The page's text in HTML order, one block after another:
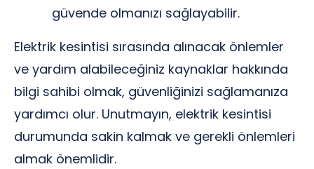
güvende olmanızı sağlayabilir.
Elektrik kesintisi sırasında alınacak önlemler
ve yardım alabileceğiniz kaynaklar hakkında
bilgi sahibi olmak, güvenliğinizi sağlamanıza
yardımcı olur. Unutmayın, elektrik kesintisi
durumunda sakin kalmak ve gerekli önlemleri
almak önemlidir.